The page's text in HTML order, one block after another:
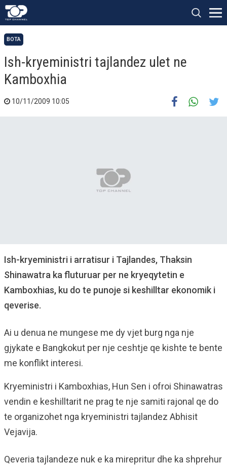
BOTA
Ish-kryeministri tajlandez ulet ne
Kamboxhia
10/11/2009 10:05
Ish-kryeministri i arratisur i Tajlandes, Thaksin
Shinawatra ka fluturuar per ne kryeqytetin e
Kamboxhias, ku do te punoje si keshilltar ekonomik i
qeverise.
Ai u denua ne mungese me dy vjet burg nga nje
gjykate e Bangkokut per nje ceshtje qe kishte te bente
me konflikt interesi.
Kryeministri i Kamboxhias, Hun Sen i ofroi Shinawatras
vendin e keshilltarit ne prag te nje samiti rajonal qe do
te organizohet nga kryeministri tajlandez Abhisit
Vejavija.
Qeveria tajlandeze nuk e ka mirepritur dhe ka shprehur